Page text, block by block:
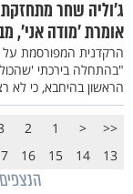
ג'וליה שחר
אומרת 'מודה אני',
הרקדנית המפורסמת
"בהתחלה בירכתי
הראשון בהיחבא, כי לא
<<
<
1
2
13
14
15
16
הנצפים